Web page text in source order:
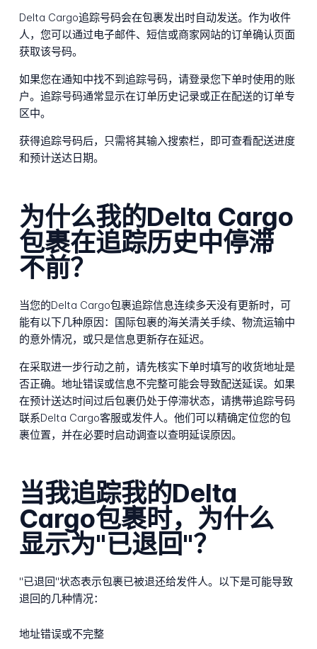
Delta Cargo追踪号码会在包裹发出时自动发送。作为收件
人，您可以通过电子邮件、短信或商家网站的订单确认页面
获取该号码。
如果您在通知中找不到追踪号码，请登录您下单时使用的账
户。追踪号码通常显示在订单历史记录或正在配送的订单专
区中。
获得追踪号码后，只需将其输入搜索栏，即可查看配送进度
和预计送达日期。
为什么我的Delta Cargo
包裹在追踪历史中停滞
不前？
当您的Delta Cargo包裹追踪信息连续多天没有更新时，可
能有以下几种原因：国际包裹的海关清关手续、物流运输中
的意外情况，或只是信息更新存在延迟。
在采取进一步行动之前，请先核实下单时填写的收货地址是
否正确。地址错误或信息不完整可能会导致配送延误。如果
在预计送达时间过后包裹仍处于停滞状态，请携带追踪号码
联系Delta Cargo客服或发件人。他们可以精确定位您的包
裹位置，并在必要时启动调查以查明延误原因。
当我追踪我的Delta
Cargo包裹时，为什么
显示为"已退回"？
"已退回"状态表示包裹已被退还给发件人。以下是可能导致
退回的几种情况：
地址错误或不完整